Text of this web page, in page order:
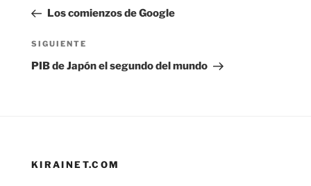
entradas
anterior:
Los comienzos de Google
Siguiente
entrada
SIGUIENTE
PIB de Japón el segundo del mundo
KIRAINET.COM